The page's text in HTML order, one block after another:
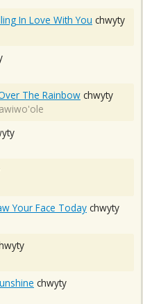
In Love With You chwyty
The Rainbow chwyty
Your Face Today chwyty
chwyty